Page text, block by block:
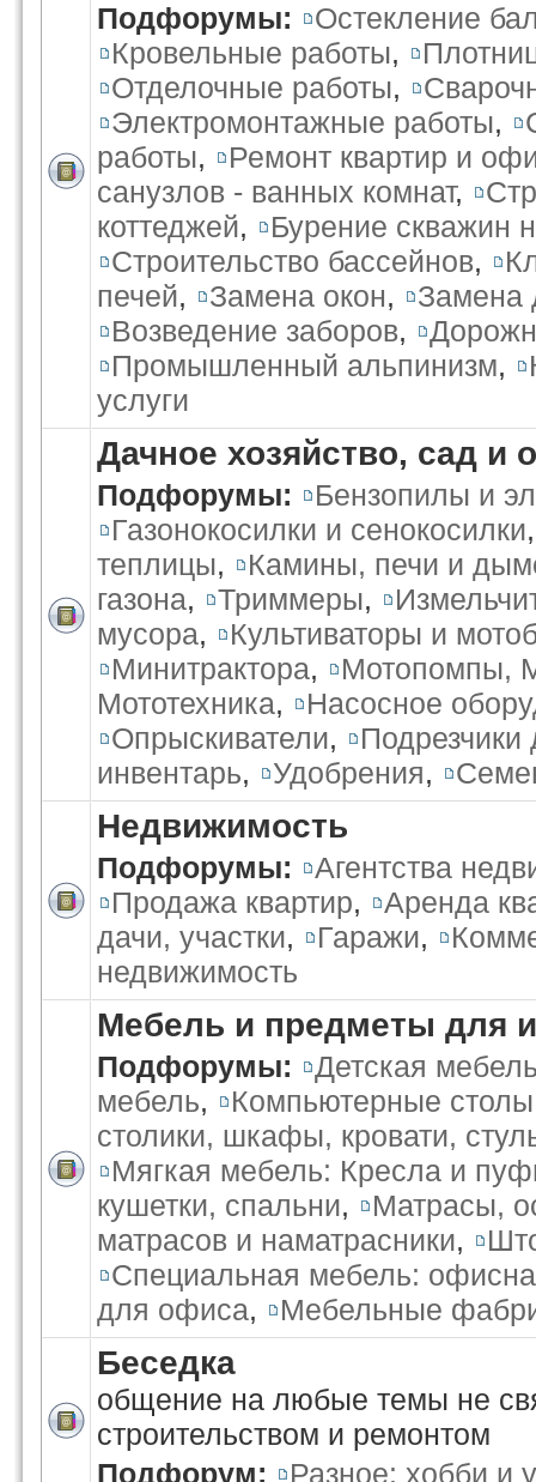
Подфорумы:
Остекление
Кровельные работы,
Отделочные работы,
Электромонтажные работы,
работы,
Ремонт квартир и
санузлов - ванных комнат,
коттеджей,
Бурение скважин
Строительство бассейнов,
печей, Замена окон,
Замена
Возведение заборов,
Промышленный альпинизм,
услуги
Дачное хозяйство, сад и
Подфорумы:
Бензопилы и
Газонокосилки и сенокосилки
теплицы,
Камины, печи и
газона, Триммеры,
мусора,
Культиваторы и
Минитрактора,
Мотопомпы,
Мототехника,
Насосное
Опрыскиватели,
Подрезчики
инвентарь, Удобрения,
Недвижимость
Подфорумы:
Агентства
Продажа квартир,
Аренда
дачи, участки, Гаражи,
недвижимость
Мебель и предметы для
Подфорумы:
Детская
мебель, Компьютерные столы
столики, шкафы, кровати,
Мягкая мебель: Кресла и
кушетки, спальни,
Матрасы,
матрасов и наматрасники,
Специальная мебель:
для офиса, Мебельные
Беседка
общение на любые темы не
строительством и ремонтом
Подфорум:
Разное: хобби и